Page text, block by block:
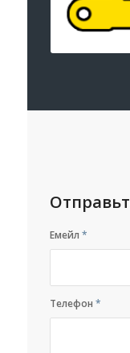
Емейл*
Телефон*